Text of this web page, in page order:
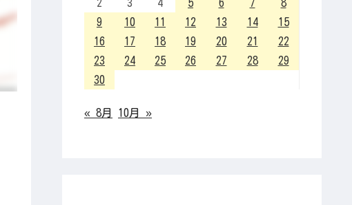
2
3 4 5 6 7
8
9
10 11 12 13 14
15
16
17 18 19 20 21
22
23
24 25 26 27 28
29
30
« 8月 10月 »